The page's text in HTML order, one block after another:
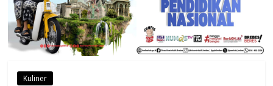
Kuliner